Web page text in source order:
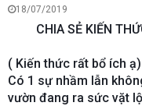
18/07/2019
CHIA SẺ KIẾN
( Kiến thức rất bổ ích ạ)
Có 1 sự nhầm lẫn
vườn đang ra sức vặt